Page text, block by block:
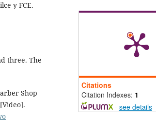
y FCE.
three. The
Shop
Citations
Citation Indexes: 1
- see details